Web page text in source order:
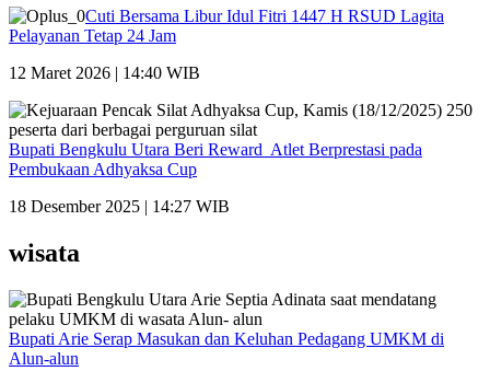
Cuti Bersama Libur Idul Fitri 1447 H RSUD Lagita
Pelayanan Tetap 24 Jam
12 Maret 2026 | 14:40 WIB
Bupati Bengkulu Utara Beri Reward Atlet Berprestasi pada
Pembukaan Adhyaksa Cup
18 Desember 2025 | 14:27 WIB
wisata
Bupati Arie Serap Masukan dan Keluhan Pedagang UMKM di
Alun-alun